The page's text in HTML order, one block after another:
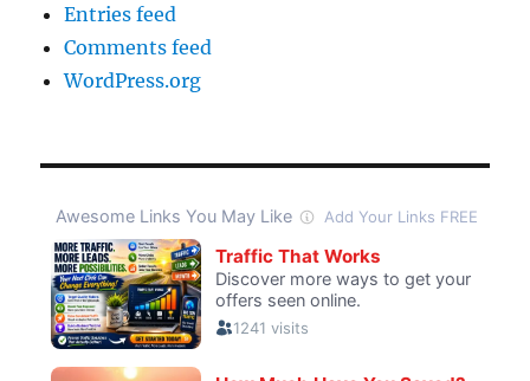
Entries feed
Comments feed
WordPress.org